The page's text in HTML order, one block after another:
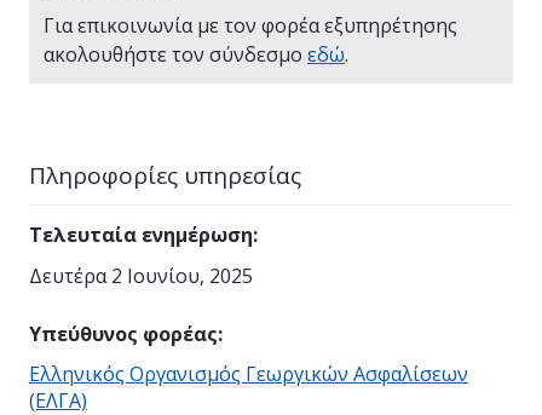
Για επικοινωνία με τον φορέα εξυπηρέτησης
ακολουθήστε τον σύνδεσμο εδώ.
Πληροφορίες υπηρεσίας
Τελευταία ενημέρωση:
Δευτέρα 2 Ιουνίου, 2025
Υπεύθυνος φορέας:
Ελληνικός Οργανισμός Γεωργικών Ασφαλίσεων
(ΕΛΓΑ)